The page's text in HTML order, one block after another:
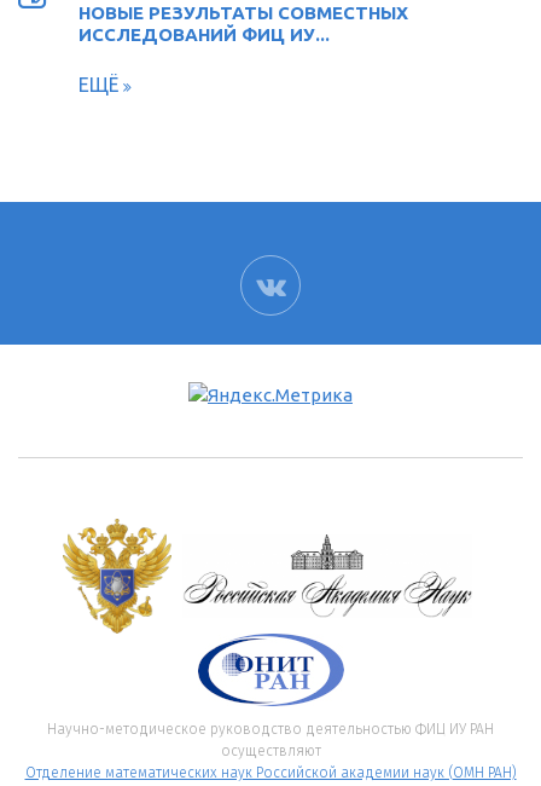
НОВЫЕ РЕЗУЛЬТАТЫ СОВМЕСТНЫХ
ИССЛЕДОВАНИЙ ФИЦ ИУ...
ЕЩЁ
ВК
Научно-методическое руководство деятельностью ФИЦ ИУ РАН
осуществляют
Отделение математических наук Российской академии наук (ОМН РАН)